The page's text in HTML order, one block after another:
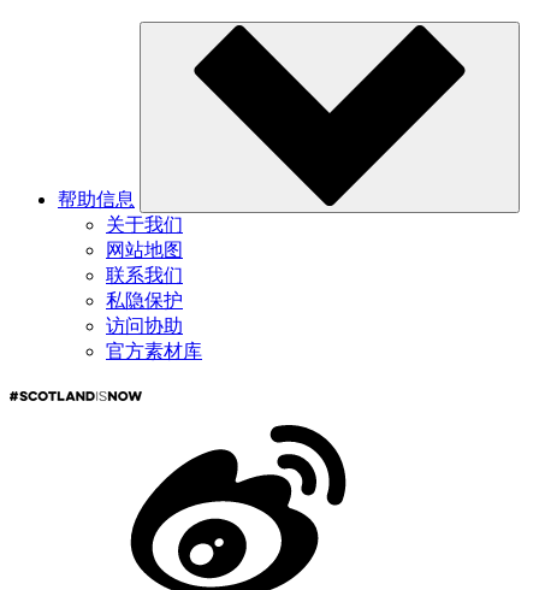
帮助信息
关于我们
网站地图
联系我们
私隐保护
访问协助
官方素材库